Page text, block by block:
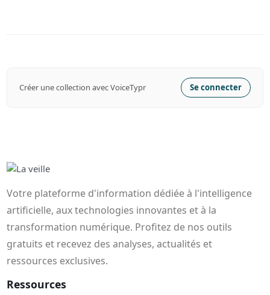
Créer une collection avec VoiceTypr Se connecter
Votre plateforme d'information dédiée à l'intelligence
artificielle, aux technologies innovantes et à la
transformation numérique. Profitez de nos outils
gratuits et recevez des analyses, actualités et
ressources exclusives.
Ressources